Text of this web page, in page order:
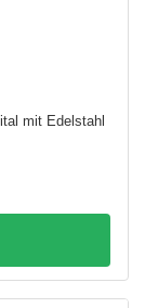
mit Edelstahl